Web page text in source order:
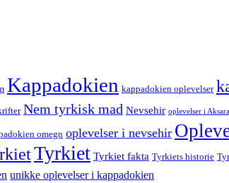
Kappadokien kappadokien oplevelser
Nem tyrkisk mad Nevsehir oplevelser i
omegn oplevelser i nevsehir
Tyrkiet Tyrkiet fakta Tyrkiets historie
unikke oplevelser i kappadokien